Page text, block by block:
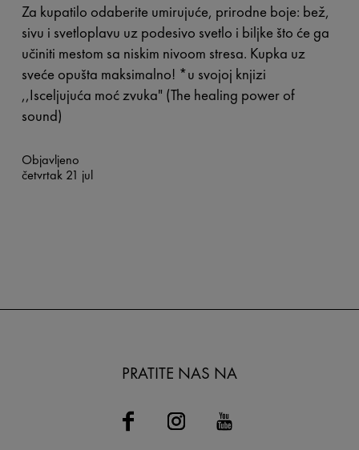
Za kupatilo odaberite umirujuće, prirodne boje: bež,
sivu i svetloplavu uz podesivo svetlo i biljke što će ga
učiniti mestom sa niskim nivoom stresa. Kupka uz
sveće opušta maksimalno! *u svojoj knjizi
,,Isceljujuća moć zvuka" (The healing power of
sound)
Objavljeno
četvrtak 21 jul
PRATITE NAS NA